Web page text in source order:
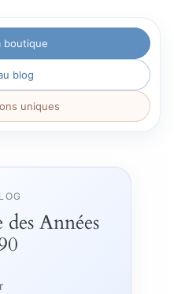
boutique
blog
uniques
Années